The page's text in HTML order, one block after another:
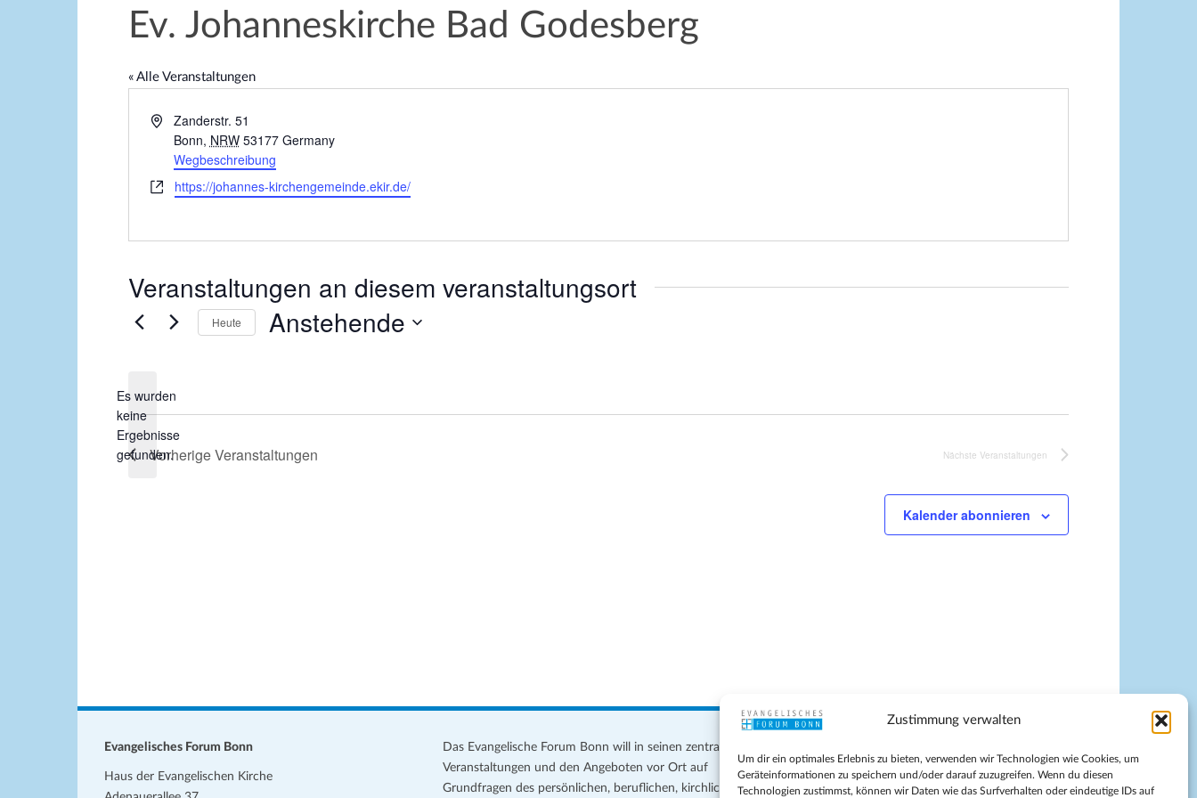
Zustimmung verwalten
Um dir ein optimales Erlebnis zu bieten, verwenden wir Technologien wie Cookies, um
Geräteinformationen zu speichern und/oder darauf zuzugreifen. Wenn du diesen
Technologien zustimmst, können wir Daten wie das Surfverhalten oder eindeutige IDs auf
Ev. Johanneskirche Bad Godesberg
« Alle Veranstaltungen
A
e
s
e
Zanderstr. 51
Bonn, NRW 53177 Germany
Wegbeschreibung
W
s
i
t
https://johannes-kirchengemeinde.ekir.de/
Veranstaltungen an diesem veranstaltungsort
H
i
Es wurden
keine
Ergebnisse
gefunden.
Heute Anstehende
u
w
VorherigeVeranstaltungen Nächste Veranstaltungen
Kalender abonnieren
Evangelisches Forum Bonn
Haus der Evangelischen Kirche
Das Evangelische Forum Bonn will in seinen zentralen
Veranstaltungen und den Angeboten vor Ort auf
Grundfragen des persönlichen, beruflichen, kirchlichen
Datenschutz
Teilnahmebedingungen